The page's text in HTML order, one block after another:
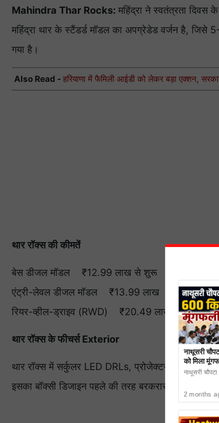
Mahindra Thar Rocks: महिंद्रा ने स्वतंत्रता दिवस
महिंद्रा थार के स्टैंडर्ड मॉडल का अपग्रेडेड वर्जन है,
गया है।
Also Read - हरियाणा में फैमिली आईडी को लेकर बड़ा एक्शन,
थार रॉक्स की कीमतें
बेस डीजल मॉडल ₹12.99 लाख से शुरू
एंट्री-लेवल डीजल मॉडल ₹13.99 लाख
रियर-व्हील-ड्राइव (RWD) ₹20.49 लाख
थार रॉक्स के फीचर्स Exterior
थार रॉक्स में सर्कुलर LED DRLs, प्रोजेक्टर हेडलैंप,
इसका बॉक्सी डिजाइन पहले की तरह बरकरार रखा गया है।
नाथूसरी
को मिला
नाथूसरी
2 months